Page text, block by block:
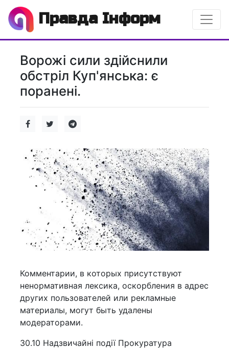
Правда Інформ
Ворожі сили здійснили
обстріл Куп'янська: є
поранені.
Комментарии, в которых присутствуют
ненормативная лексика, оскорбления в адрес
других пользователей или рекламные
материалы, могут быть удалены
модераторами.
30.10 Надзвичайні події Прокуратура